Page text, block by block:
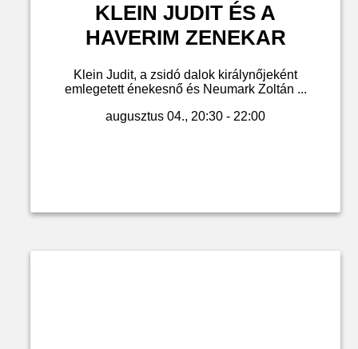
KLEIN JUDIT ÉS A
HAVERIM ZENEKAR
Klein Judit, a zsidó dalok királynőjeként
emlegetett énekesnő és Neumark Zoltán ...
augusztus 04., 20:30 - 22:00